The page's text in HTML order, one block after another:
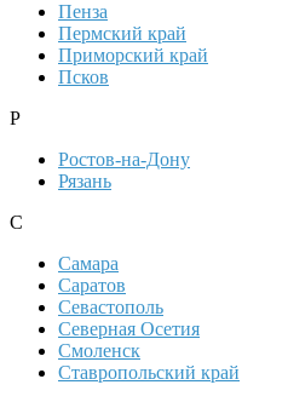
Пенза
Пермский край
Приморский край
Псков
Р
Ростов-на-Дону
Рязань
С
Самара
Саратов
Севастополь
Северная Осетия
Смоленск
Ставропольский край